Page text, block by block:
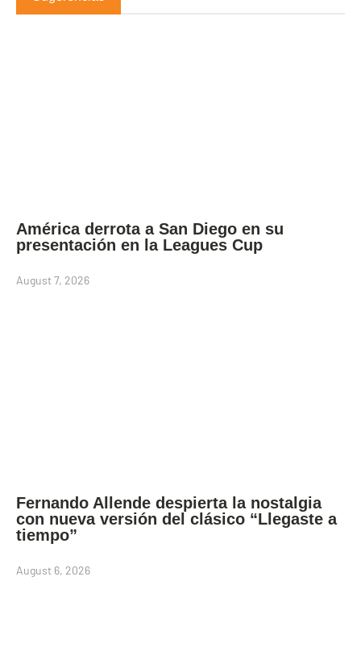
América derrota a San Diego en su
presentación en la Leagues Cup
August 7, 2026
Fernando Allende despierta la nostalgia
con nueva versión del clásico “Llegaste a
tiempo”
August 6, 2026